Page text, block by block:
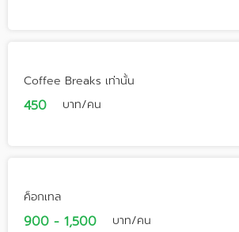
Coffee Breaks เท่านั้น
450 บาท/คน
ค็อกเทล
900 - 1,500 บาท/คน